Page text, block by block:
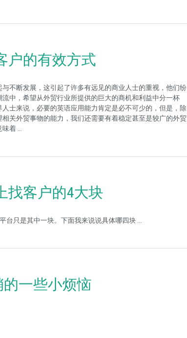
户的有效方式
不断发展，这引起了许多有远见的商业人士的重视，他们纷
中，希望从外贸行业所提供的巨大的商机和利益中分一杯
士来说，必要的英语应用能力肯定是必不可少的，但是，除
关外贸事物的能力，我们还需要有着稳定甚至是较广的外贸
着 …
找客户的4大块
台只是其中一块。下面我来说说具体哪四块 …
的一些小烦恼